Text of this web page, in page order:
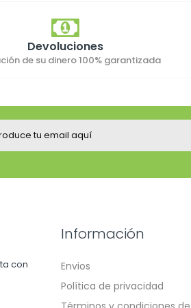
Devoluciones
de su dinero 100% garantizada
con
Información
Envios
Política de privacidad